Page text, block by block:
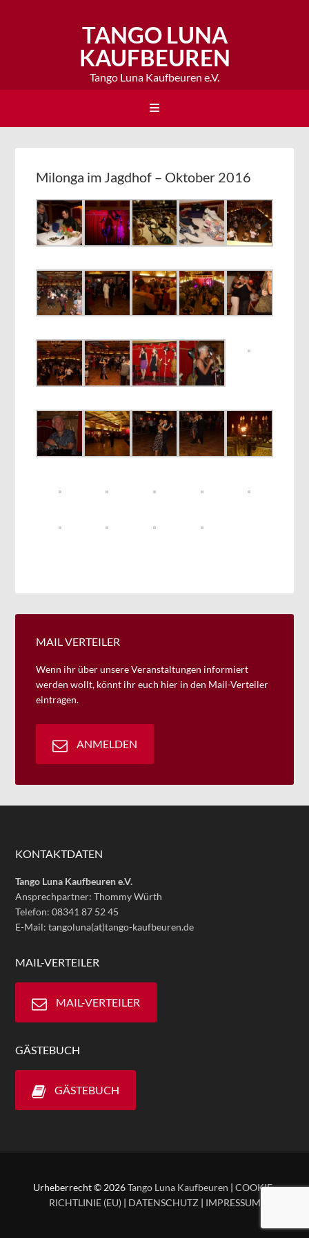
TANGO LUNA
KAUFBEUREN
Tango Luna Kaufbeuren e.V.
Milonga im Jagdhof – Oktober 2016
MAIL VERTEILER
Wenn ihr über unsere Veranstaltungen informiert
werden wollt, könnt ihr euch hier in den Mail-Verteiler
eintragen.
ANMELDEN
KONTAKTDATEN
Tango Luna Kaufbeuren e.V.
Ansprechpartner: Thommy Würth
Telefon: 08341 87 52 45
E-Mail: tangoluna(at)tango-kaufbeuren.de
MAIL-VERTEILER
MAIL-VERTEILER
GÄSTEBUCH
GÄSTEBUCH
Urheberrecht © 2026Tango Luna Kaufbeuren | COOKIE-
RICHTLINIE (EU)| DATENSCHUTZ| IMPRESSUM